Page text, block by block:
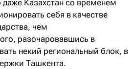
даже Казахстан со временем
себя в качестве
чем
разочаровавшись в
некий региональный блок, в
Ташкента.